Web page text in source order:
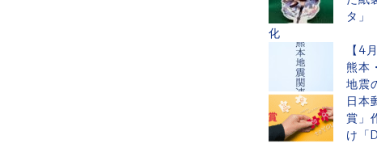
タ」
化
【4
熊本
地震
日本
賞」
け「